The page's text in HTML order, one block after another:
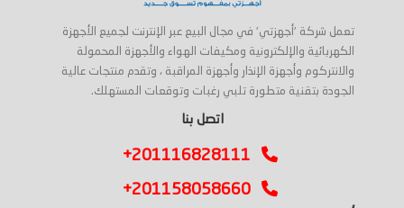
تعمل شركة 'أجهزتي' في مجال البيع عبر الإنترنت لجميع الأجهزة
الكهربائية والإلكترونية ومكيفات الهواء والأجهزة المحمولة
والانتركوم وأجهزة الإنذار وأجهزة المراقبة ، وتقدم منتجات عالية
الجودة بتقنية متطورة تلبي رغبات وتوقعات المستهلك.
اتصل بنا
+201116828111
+201158058660